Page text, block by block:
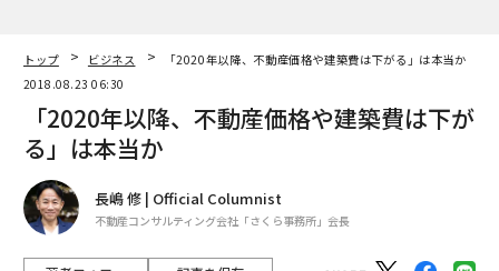
トップ ビジネス
「2020年以降、不動産価格や建築費は下がる」は本当か
2018.08.23 06:30
「2020年以降、不動産価格や建築費は下が
る」は本当か
長嶋 修 | Official Columnist
不動産コンサルティング会社「さくら事務所」会長